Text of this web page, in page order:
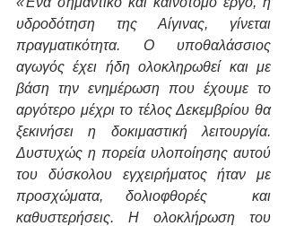
υδροδότηση της Αίγινας, γίνεται
πραγματικότητα. Ο υποθαλάσσιος
αγωγός έχει ήδη ολοκληρωθεί και με
βάση την ενημέρωση που έχουμε το
αργότερο μέχρι το τέλος Δεκεμβρίου θα
ξεκινήσει η δοκιμαστική λειτουργία.
Δυστυχώς η πορεία υλοποίησης αυτού
του δύσκολου εγχειρήματος ήταν με
προσχώματα, δολιοφθορές  και
καθυστερήσεις. Η ολοκλήρωση του